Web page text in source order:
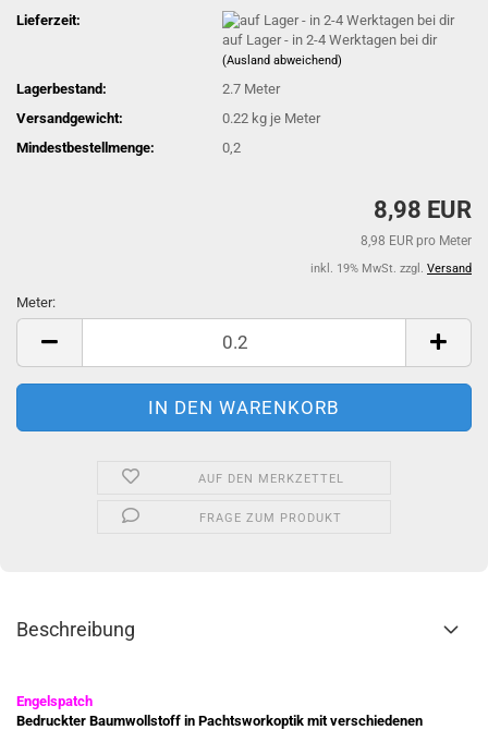
Lieferzeit:
auf Lager - in 2-4 Werktagen bei dir
(Ausland abweichend)
Lagerbestand: 2.7 Meter
Versandgewicht:
0.22 kg je Meter
Mindestbestellmenge:
0,2
8,98 EUR
8,98 EUR pro Meter
inkl. 19% MwSt. zzgl. Versand
Meter:
Meter
AUF DEN MERKZETTEL
FRAGE ZUM PRODUKT
Beschreibung
Engelspatch
Bedruckter Baumwollstoff in Pachtsworkoptik mit verschiedenen